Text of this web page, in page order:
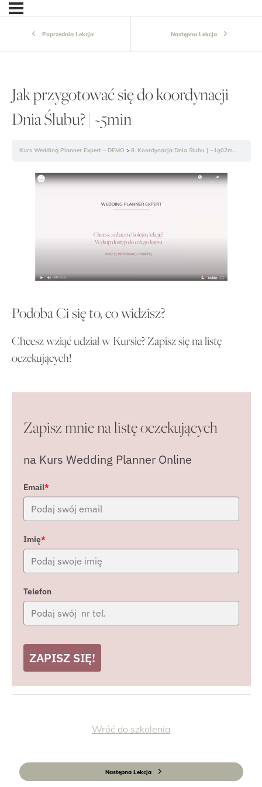
Poprzednia Lekcja Następna Lekcja
Jak przygotować się do koordynacji
Dnia Ślubu? | ~5min
Kurs Wedding Planner Expert – DEMO 8. Koordynacja Dnia Ślubu | ~1g02min
Podoba Ci się to, co widzisz?
Chcesz wziąć udział w Kursie? Zapisz się na listę
oczekujących!
Zapisz mnie na listę oczekujących
na Kurs Wedding Planner Online
Email*
Imię*
Telefon
ZAPISZ SIĘ!
Wróć do szkolenia
Następna Lekcja